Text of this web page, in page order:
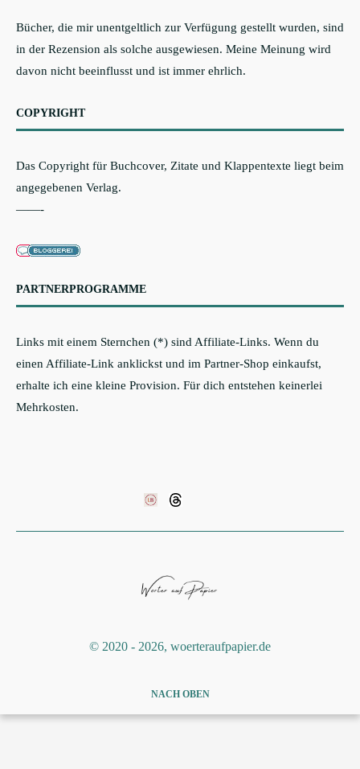
Bücher, die mir unentgeltlich zur Verfügung gestellt wurden, sind
in der Rezension als solche ausgewiesen. Meine Meinung wird
davon nicht beeinflusst und ist immer ehrlich.
COPYRIGHT
Das Copyright für Buchcover, Zitate und Klappentexte liegt beim
angegebenen Verlag.
——-
PARTNERPROGRAMME
Links mit einem Sternchen (*) sind Affiliate-Links. Wenn du
einen Affiliate-Link anklickst und im Partner-Shop einkaufst,
erhalte ich eine kleine Provision. Für dich entstehen keinerlei
Mehrkosten.
©️ 2020 - 2026, woerteraufpapier.de
NACH OBEN